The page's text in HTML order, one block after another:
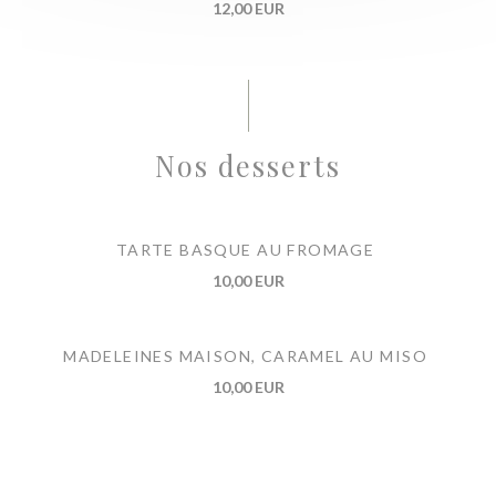
12,00 EUR
Nos desserts
TARTE BASQUE AU FROMAGE
10,00 EUR
MADELEINES MAISON, CARAMEL AU MISO
10,00 EUR